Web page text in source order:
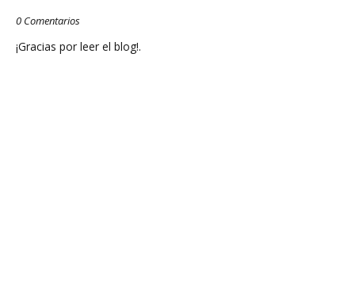
0 Comentarios
¡Gracias por leer el blog!.